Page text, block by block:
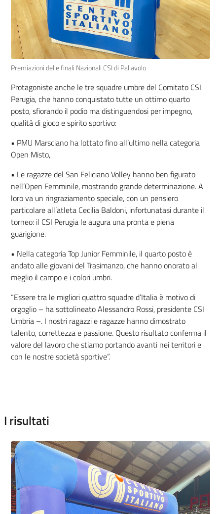
Premiazioni delle finali Nazionali CSI di Pallavolo
Protagoniste anche le tre squadre umbre del Comitato CSI
Perugia, che hanno conquistato tutte un ottimo quarto
posto, sfiorando il podio ma distinguendosi per impegno,
qualità di gioco e spirito sportivo:
• PMU Marsciano ha lottato fino all’ultimo nella categoria
Open Misto,
• Le ragazze del San Feliciano Volley hanno ben figurato
nell’Open Femminile, mostrando grande determinazione. A
loro va un ringraziamento speciale, con un pensiero
particolare all’atleta Cecilia Baldoni, infortunatasi durante il
torneo: il CSI Perugia le augura una pronta e piena
guarigione.
• Nella categoria Top Junior Femminile, il quarto posto è
andato alle giovani del Trasimanzo, che hanno onorato al
meglio il campo e i colori umbri.
“Essere tra le migliori quattro squadre d’Italia è motivo di
orgoglio – ha sottolineato Alessandro Rossi, presidente CSI
Umbria –. I nostri ragazzi e ragazze hanno dimostrato
talento, correttezza e passione. Questo risultato conferma il
valore del lavoro che stiamo portando avanti nei territori e
con le nostre società sportive”.
I risultati